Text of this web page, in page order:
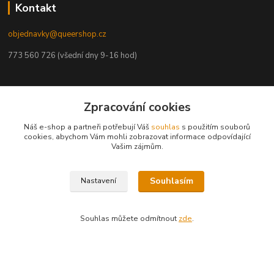
Kontakt
objednavky@queershop.cz
773 560 726 (všední dny 9-16 hod)
Trans*parent
Prague Pride
Zpracování cookies
Náš e-shop a partneři potřebují Váš souhlas s použitím souborů
cookies, abychom Vám mohli zobrazovat informace odpovídající
Vašim zájmům.
Nastavení Souhlasím
Souhlas můžete odmítnout zde.